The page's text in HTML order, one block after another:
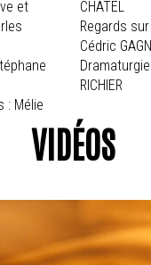
et
: Mélie
CHATEL
Regards
Cédric
RICHIER
VIDÉOS